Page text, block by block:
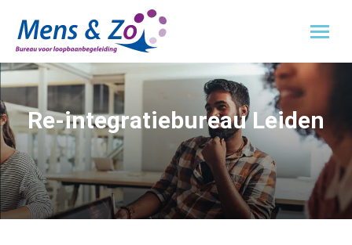
Re-integratiebureau Leiden